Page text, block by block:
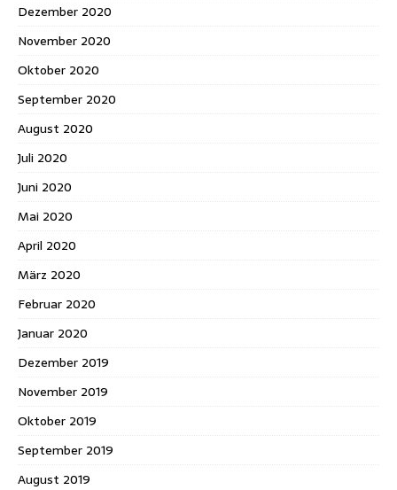
Dezember 2020
November 2020
Oktober 2020
September 2020
August 2020
Juli 2020
Juni 2020
Mai 2020
April 2020
März 2020
Februar 2020
Januar 2020
Dezember 2019
November 2019
Oktober 2019
September 2019
August 2019